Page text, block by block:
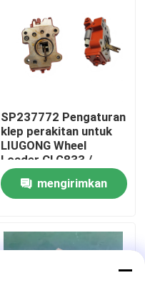
SP237772 Pengaturan
klep perakitan untuk
LIUGONG Wheel
Loader CLG833 /
CLG833H CLG835 /
CLG835H CLG836 /
CLG836H ZL30E /
mengirimkan